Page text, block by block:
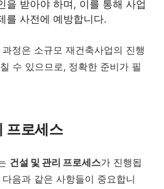
을 받아야 하며, 이를 통해 사업
를 사전에 예방합니다.
정은 소규모 재건축사업의 진행
수 있으므로, 정확한 준비가 필
프로세스
건설 및 관리 프로세스가 진행됩
음과 같은 사항들이 중요합니